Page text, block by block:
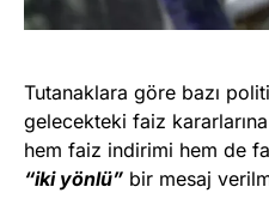
Tutanaklara göre bazı
gelecekteki faiz
hem faiz indirimi hem de
“iki yönlü” bir mesaj